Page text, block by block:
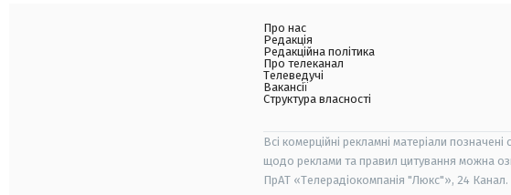
Про нас
Редакція
Редакційна політика
Про телеканал
Телеведучі
Вакансії
Структура власності
Всі комерційні рекламні матеріали
щодо реклами та правил цитування можна
ПрАТ «Телерадіокомпанія "Люкс"», 24 Канал.